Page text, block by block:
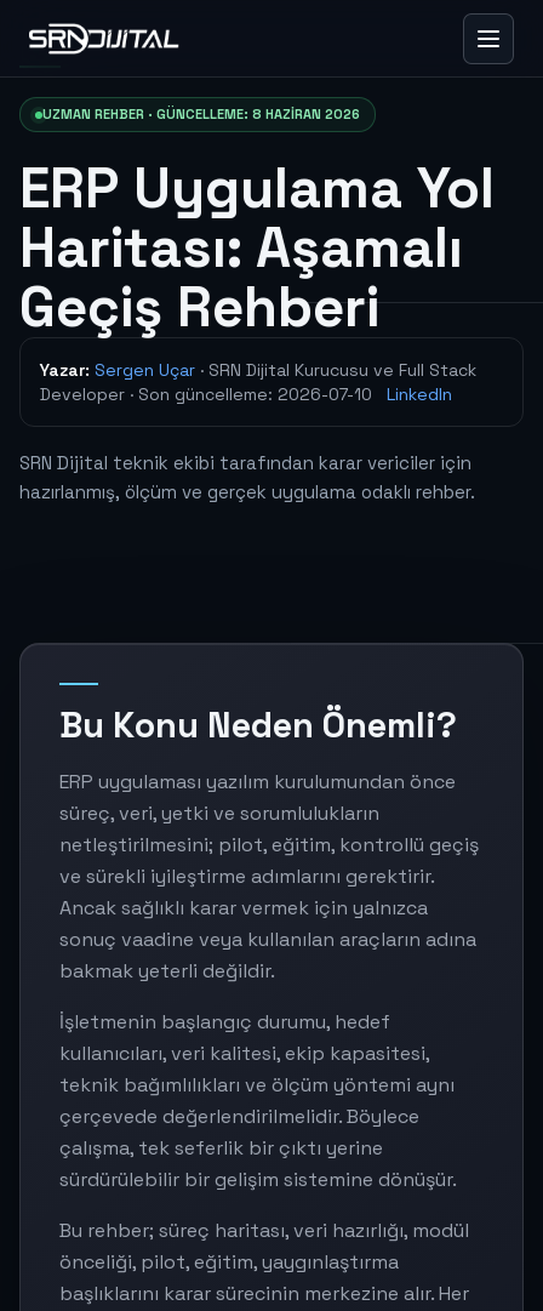
UZMAN REHBER · GÜNCELLEME: 8 HAZIRAN 2026
ERP Uygulama Yol
Haritası: Aşamalı
Geçiş Rehberi
Yazar: Sergen Uçar · SRN Dijital Kurucusu ve Full Stack
Developer · Son güncelleme: 2026-07-10 LinkedIn
SRN Dijital teknik ekibi tarafından karar vericiler için
hazırlanmış, ölçüm ve gerçek uygulama odaklı rehber.
Bu Konu Neden Önemli?
ERP uygulaması yazılım kurulumundan önce
süreç, veri, yetki ve sorumlulukların
netleştirilmesini; pilot, eğitim, kontrollü geçiş
ve sürekli iyileştirme adımlarını gerektirir.
Ancak sağlıklı karar vermek için yalnızca
sonuç vaadine veya kullanılan araçların adına
bakmak yeterli değildir.
İşletmenin başlangıç durumu, hedef
kullanıcıları, veri kalitesi, ekip kapasitesi,
teknik bağımlılıkları ve ölçüm yöntemi aynı
çerçevede değerlendirilmelidir. Böylece
çalışma, tek seferlik bir çıktı yerine
sürdürülebilir bir gelişim sistemine dönüşür.
Bu rehber; süreç haritası, veri hazırlığı, modül
önceliği, pilot, eğitim, yaygınlaştırma
başlıklarını karar sürecinin merkezine alır. Her